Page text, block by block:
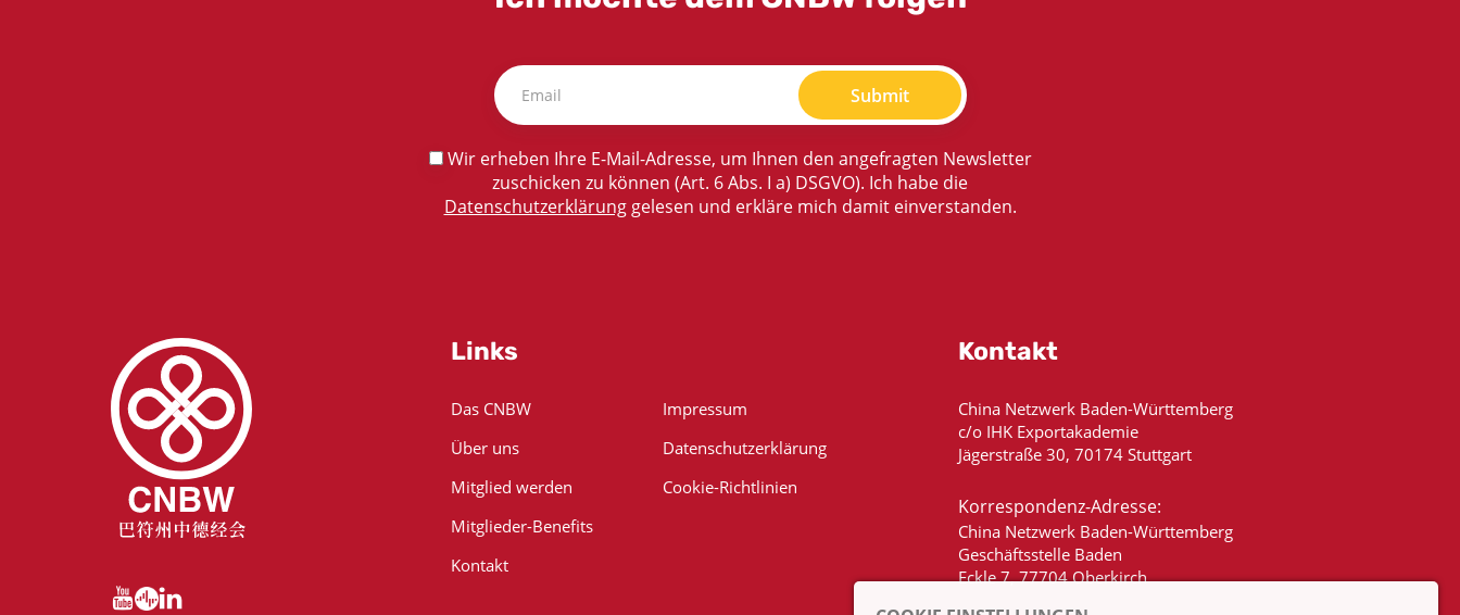
Submit
Wir erheben Ihre E-Mail-Adresse, um Ihnen den angefragten Newsletter
zuschicken zu können (Art. 6 Abs. I a) DSGVO). Ich habe die
Datenschutzerklärunggelesen und erkläre mich damit einverstanden.
Links
Das CNBW
Über uns
Mitglied werden
Mitglieder-Benefits
Kontakt
Impressum
Datenschutzerklärung
Cookie-Richtlinien
Kontakt
China Netzwerk Baden-Württemberg
c/o IHK Exportakademie
Jägerstraße 30, 70174 Stuttgart
Korrespondenz-Adresse:
China Netzwerk Baden-Württemberg
Geschäftsstelle Baden
Eckle 7, 77704 Oberkirch